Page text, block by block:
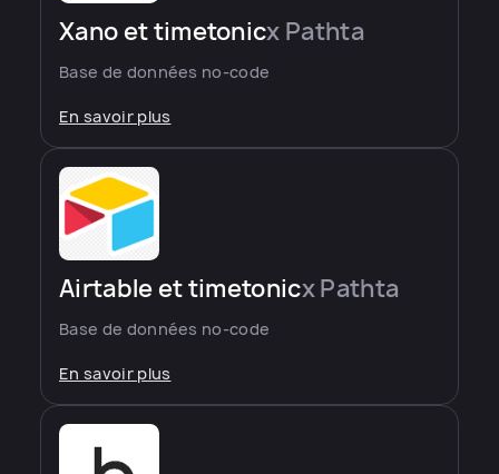
Xano et timetonicx Pathta
Base de données no-code
En savoir plus
Airtable et timetonicx Pathta
Base de données no-code
En savoir plus